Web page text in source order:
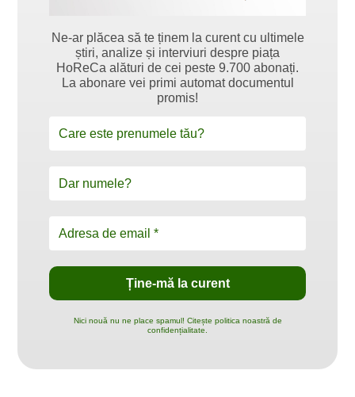
Ne-ar plăcea să te ținem la curent cu ultimele
știri, analize și interviuri despre piața
HoReCa alături de cei peste 9.700 abonați.
La abonare vei primi automat documentul
promis!
Nici nouă nu ne place spamul! Citește politica noastră de
confidențialitate.